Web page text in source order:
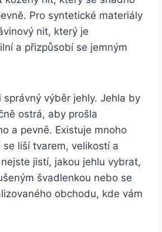
Pro syntetické materiály
nit, který⁤ je
a přizpůsobí se jemným
správný výběr⁤ jehly. Jehla‍ by
ostrá, aby prošla
a pevně. Existuje mnoho
liší tvarem, velikostí a
​jistí, jakou jehlu vybrat,
švadlenkou‌ nebo se
obchodu, kde vám